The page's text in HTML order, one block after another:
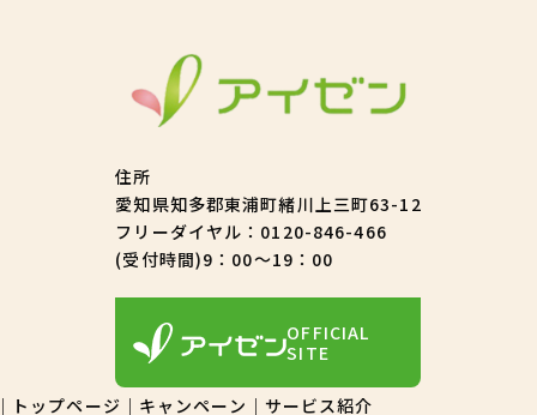
住所
愛知県知多郡東浦町緒川上三町63-12
フリーダイヤル： 0120-846-466
(受付時間)9：00～19：00
OFFICIAL
SITE
トップページ キャンペーン サービス紹介